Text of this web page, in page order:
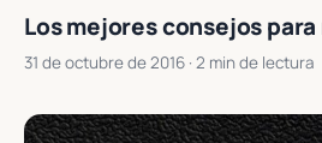
Los mejores consejos
31 de octubre de 2016 · 2 min de lectura